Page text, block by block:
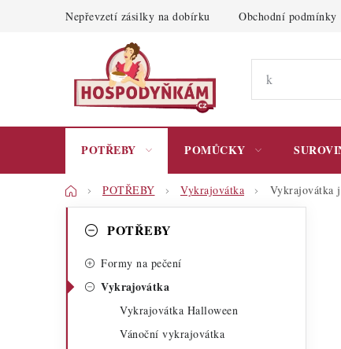
Nepřevzetí zásilky na dobírku Obchodní podmínky
POTŘEBY POMŮCKY
DomůPOTŘEBY Vykrajovátka Vykrajovátka
s
kategorie
e
POTŘEBY
Formy na pečení
Vykrajovátka
Vykrajovátka Halloween
Vánoční vykrajovátka